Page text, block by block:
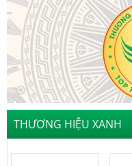
THƯƠNG HIỆU XANH